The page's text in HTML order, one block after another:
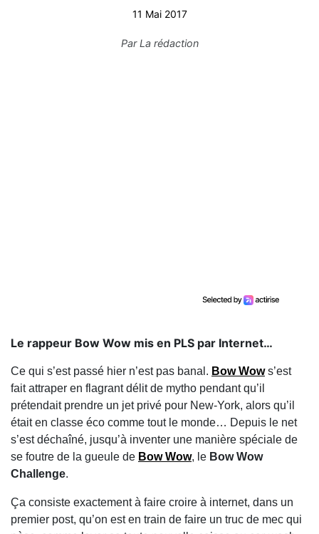
11 Mai 2017
ParLa rédaction
Le rappeur Bow Wow mis en PLS par Internet…
Ce qui s’est passé hier n’est pas banal. Bow Wows’est
fait attraper en flagrant délit de mytho pendant qu’il
prétendait prendre un jet privé pour New-York, alors qu’il
était en classe éco comme tout le monde… Depuis le net
s’est déchaîné, jusqu’à inventer une manière spéciale de
se foutre de la gueule de Bow Wow, le Bow Wow
Challenge.
Ça consiste exactement à faire croire à internet, dans un
premier post, qu’on est en train de faire un truc de mec qui